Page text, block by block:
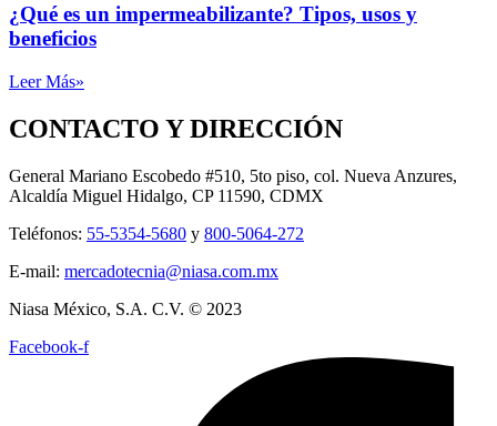
¿Qué es un impermeabilizante? Tipos, usos y
beneficios
Leer Más»
CONTACTO Y DIRECCIÓN
General Mariano Escobedo #510, 5to piso, col. Nueva Anzures,
Alcaldía Miguel Hidalgo, CP 11590, CDMX
Teléfonos: 55-5354-5680 y 800-5064-272
E-mail: mercadotecnia@niasa.com.mx
Niasa México, S.A. C.V. © 2023
Facebook-f